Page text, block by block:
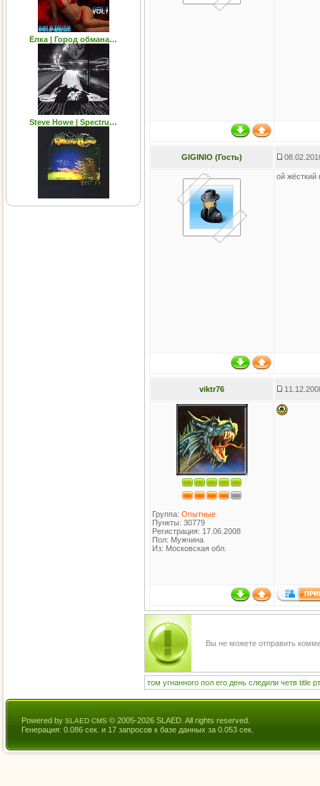
Ёлка | Город обмана…
Steve Howe | Spectru…
GIGINIO (Гость)
ой
viktr76
Группа: Опытные
Пункты: 30779
Регистрация: 17.06.2008
Пол: Мужчина
Из: Московская обл.
Вы не можете отправить
том угнанного пол его день следили четв title
Powered by SLAED CMS © 2005-2026 SLAED. All rights reserved.
Генерация: 0.086 сек. и 17 запросов к базе данных за 0.053 сек.